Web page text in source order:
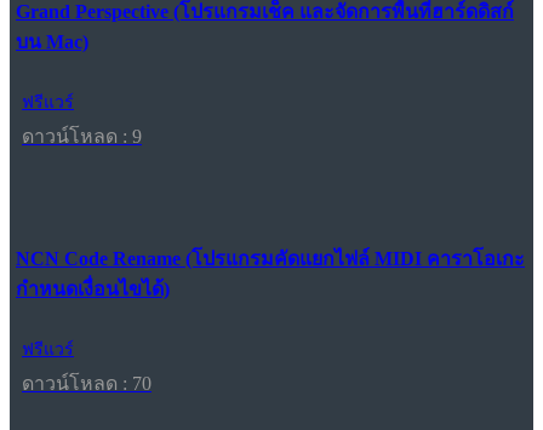
Grand Perspective (โปรแกรมเช็ค และจัดการพื้นที่ฮาร์ดดิสก์
บน Mac)
ฟรีแวร์
ดาวน์โหลด : 9
NCN Code Rename (โปรแกรมคัดแยกไฟล์ MIDI คาราโอเกะ
กำหนดเงื่อนไขได้)
ฟรีแวร์
ดาวน์โหลด : 70